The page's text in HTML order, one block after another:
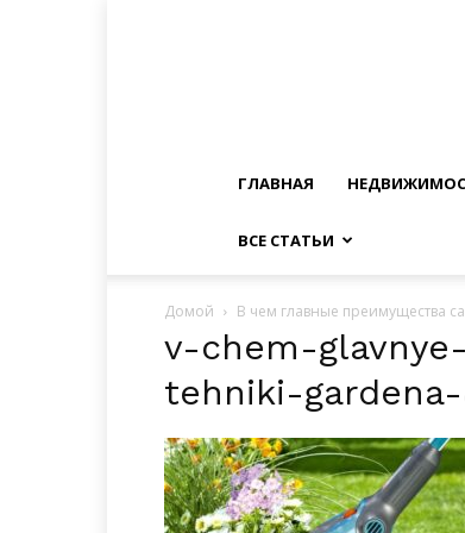
ГЛАВНАЯ
ВСЕ СТАТЬИ
Домой В чем главные преимущества
v-chem-
tehniki-